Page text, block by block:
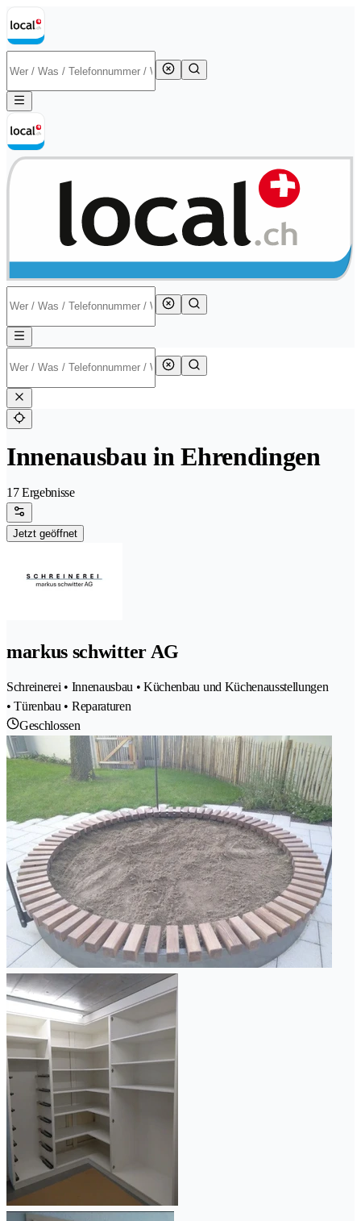
Innenausbau in Ehrendingen
17 Ergebnisse
Jetzt geöffnet
markus schwitter AG
Schreinerei • Innenausbau • Küchenbau und Küchenausstellungen
• Türenbau • Reparaturen
Geschlossen